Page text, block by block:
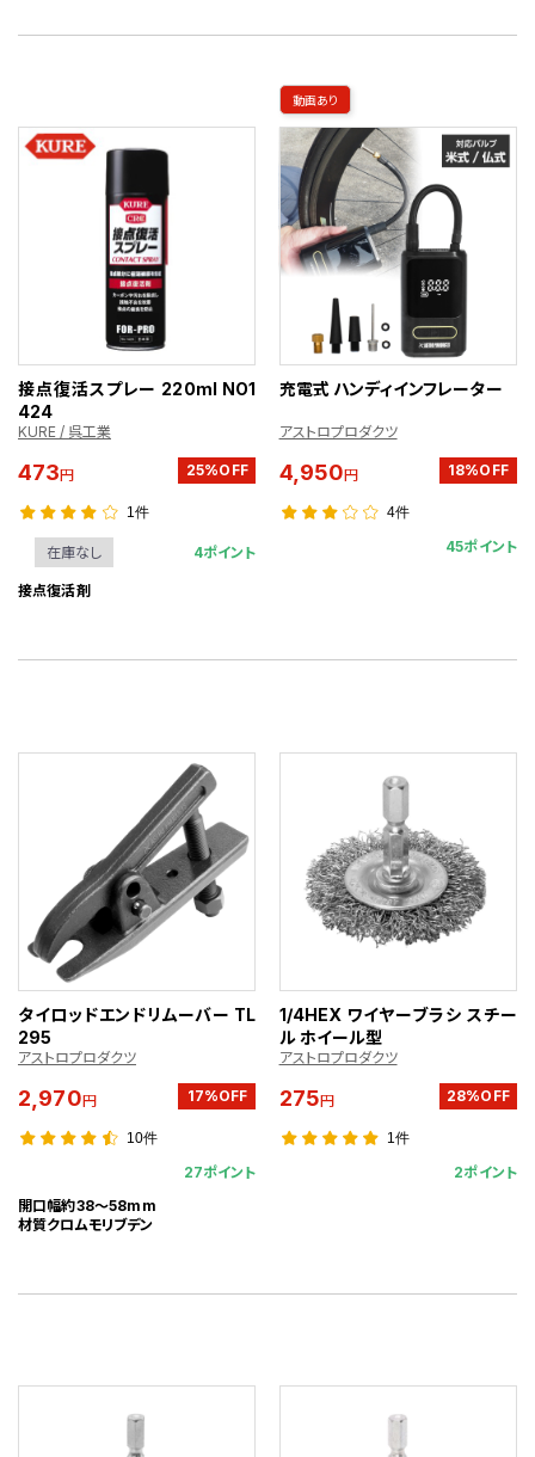
接点復活スプレー 220ml NO1
424
KURE / 呉工業
473円 25%OFF
1件
在庫なし 4ポイント
接点復活剤
動画あり
充電式 ハンディインフレーター
アストロプロダクツ
4,950円 18%OFF
4件
45ポイント
タイロッドエンドリムーバー TL
295
アストロプロダクツ
2,970円 17%OFF
10件
27ポイント
開口幅約38～58mm
材質クロムモリブデン
1/4HEX ワイヤーブラシ スチー
ル ホイール型
アストロプロダクツ
275円 28%OFF
1件
2ポイント